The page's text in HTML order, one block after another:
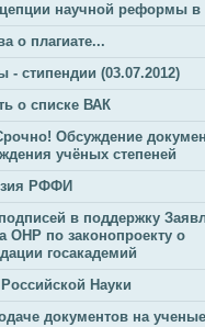
научной реформы
о плагиате...
- стипендии (03.07.2012)
о списке ВАК
Обсуждение
учёных степеней
РФФИ
в поддержку
ОНР по законопроекту о
госакадемий
Российской Науки
документов на